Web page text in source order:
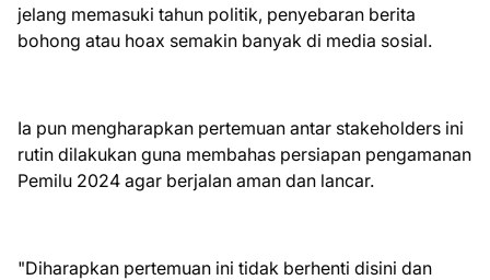
jelang memasuki tahun politik, penyebaran berita
bohong atau hoax semakin banyak di media sosial.
Ia pun mengharapkan pertemuan antar stakeholders ini
rutin dilakukan guna membahas persiapan pengamanan
Pemilu 2024 agar berjalan aman dan lancar.
"Diharapkan pertemuan ini tidak berhenti disini dan